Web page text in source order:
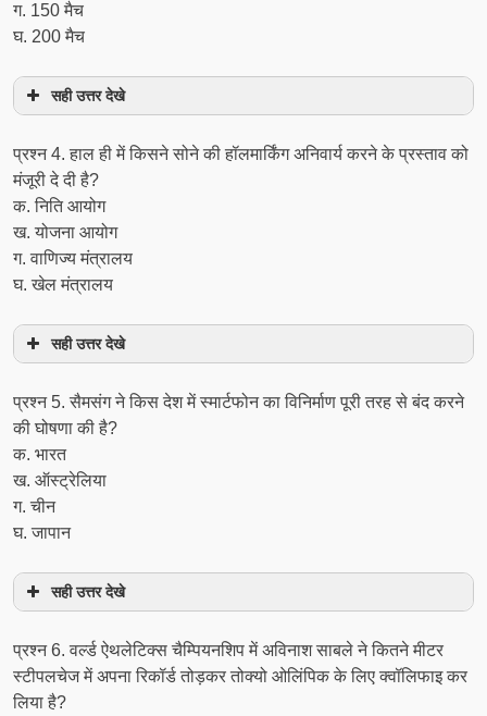
ग. 150 मैच
घ. 200 मैच
सही उत्तर देखे
प्रश्‍न 4. हाल ही में किसने सोने की हॉलमार्किंग अनिवार्य करने के प्रस्ताव को
मंजूरी दे दी है?
क. निति आयोग
ख. योजना आयोग
ग. वाणिज्य मंत्रालय
घ. खेल मंत्रालय
सही उत्तर देखे
प्रश्‍न 5. सैमसंग ने किस देश में स्मार्टफोन का विनिर्माण पूरी तरह से बंद करने
की घोषणा की है?
क. भारत
ख. ऑस्ट्रेलिया
ग. चीन
घ. जापान
सही उत्तर देखे
प्रश्‍न 6. वर्ल्ड ऐथलेटिक्स चैम्पियनशिप में अविनाश साबले ने कितने मीटर
स्टीपलचेज में अपना रिकॉर्ड तोड़कर तोक्यो ओलिंपिक के लिए क्वॉलिफाइ कर
लिया है?